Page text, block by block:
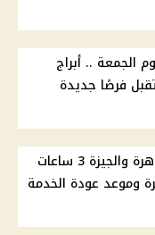
الجمعة .. أبراج
فرصًا جديدة
قطع مياه الشرب في القاهرة والجيزة 3 ساعات
وموعد عودة الخدمة